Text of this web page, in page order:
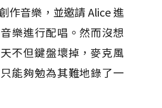
作音樂，並邀請 Alice 進
樂進行配唱。然而沒想
不但鍵盤壞掉，麥克風
能夠勉為其難地錄了一